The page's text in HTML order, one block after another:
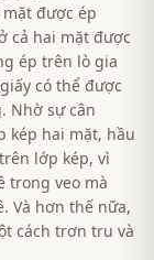
được ép
cả hai mặt được
ép trên lò gia
có thể được
Nhờ sự cân
kép hai mặt, hầu
lớp kép, vì
trong veo mà
Và hơn thế nữa,
cách trơn tru và